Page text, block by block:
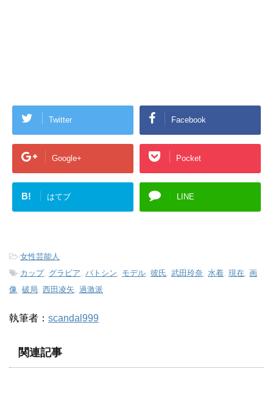
Twitter Facebook
Google+ Pocket
B! はてブ LINE
-女性芸能人
-カップ, グラビア バトシン モデル 彼氏 武田玲奈 水着 現在 画
像 破局 西田凌矢 過激派
執筆者： scandal999
関連記事